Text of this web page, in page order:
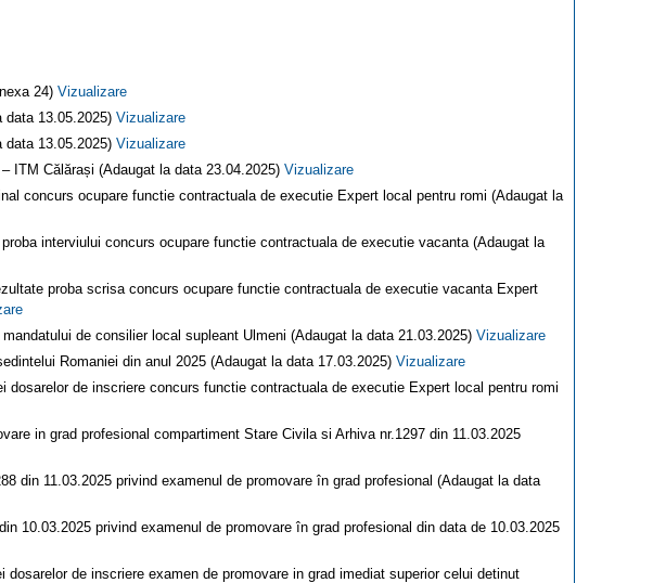
24) Vizualizare
13.05.2025) Vizualizare
13.05.2025) Vizualizare
ITM Călărași (Adaugat la data 23.04.2025) Vizualizare
concurs ocupare functie contractuala de executie Expert local pentru romi (Adaugat la
interviului concurs ocupare functie contractuala de executie vacanta (Adaugat la
proba scrisa concurs ocupare functie contractuala de executie vacanta Expert
de consilier local supleant Ulmeni (Adaugat la data 21.03.2025) Vizualizare
Romaniei din anul 2025 (Adaugat la data 17.03.2025) Vizualizare
dosarelor de inscriere concurs functie contractuala de executie Expert local pentru romi
in grad profesional compartiment Stare Civila si Arhiva nr.1297 din 11.03.2025
din 11.03.2025 privind examenul de promovare în grad profesional (Adaugat la data
10.03.2025 privind examenul de promovare în grad profesional din data de 10.03.2025
de inscriere examen de promovare in grad imediat superior celui detinut